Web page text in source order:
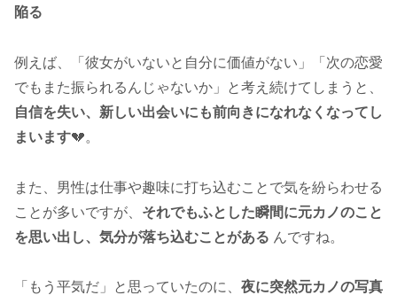
陥る
例えば、「彼女がいないと自分に価値がない」「次の恋愛
でもまた振られるんじゃないか」と考え続けてしまうと、
自信を失い、新しい出会いにも前向きになれなくなってし
まいます💔。
また、男性は仕事や趣味に打ち込むことで気を紛らわせる
ことが多いですが、 それでもふとした瞬間に元カノのこと
を思い出し、気分が落ち込むことがある んですね。
「もう平気だ」と思っていたのに、 夜に突然元カノの写真